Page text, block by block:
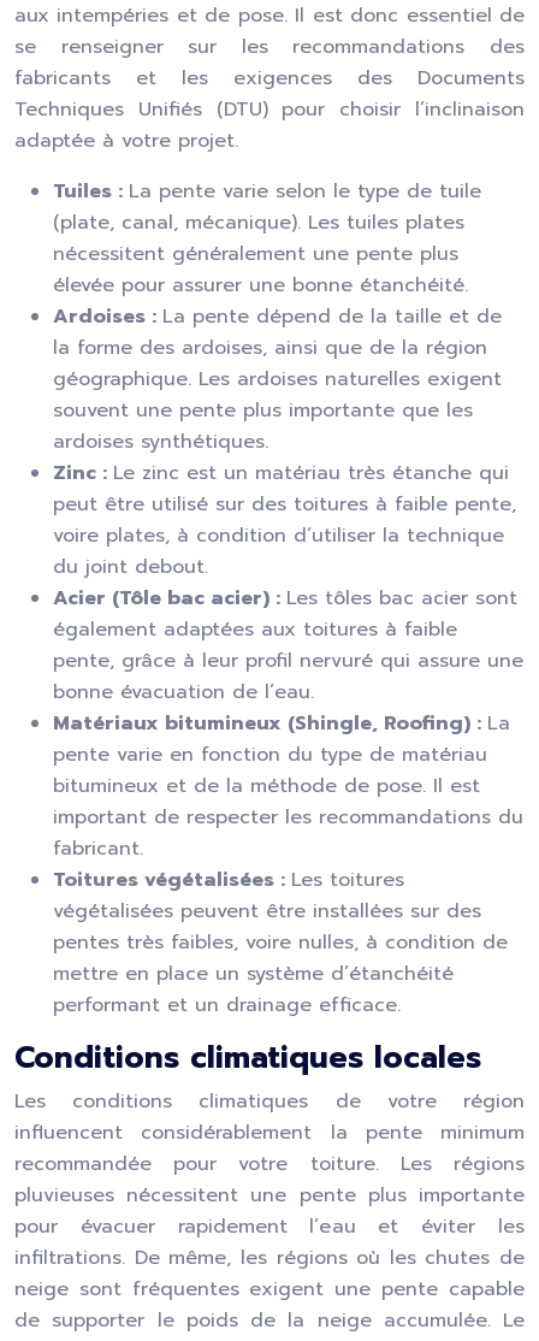
aux intempéries et de pose. Il est donc essentiel de
se renseigner sur les recommandations des
fabricants et les exigences des Documents
Techniques Unifiés (DTU) pour choisir l’inclinaison
adaptée à votre projet.
Tuiles : La pente varie selon le type de tuile
(plate, canal, mécanique). Les tuiles plates
nécessitent généralement une pente plus
élevée pour assurer une bonne étanchéité.
Ardoises : La pente dépend de la taille et de
la forme des ardoises, ainsi que de la région
géographique. Les ardoises naturelles exigent
souvent une pente plus importante que les
ardoises synthétiques.
Zinc : Le zinc est un matériau très étanche qui
peut être utilisé sur des toitures à faible pente,
voire plates, à condition d’utiliser la technique
du joint debout.
Acier (Tôle bac acier) : Les tôles bac acier sont
également adaptées aux toitures à faible
pente, grâce à leur profil nervuré qui assure une
bonne évacuation de l’eau.
Matériaux bitumineux (Shingle, Roofing) : La
pente varie en fonction du type de matériau
bitumineux et de la méthode de pose. Il est
important de respecter les recommandations du
fabricant.
Toitures végétalisées : Les toitures
végétalisées peuvent être installées sur des
pentes très faibles, voire nulles, à condition de
mettre en place un système d’étanchéité
performant et un drainage efficace.
Conditions climatiques locales
Les conditions climatiques de votre région
influencent considérablement la pente minimum
recommandée pour votre toiture. Les régions
pluvieuses nécessitent une pente plus importante
pour évacuer rapidement l’eau et éviter les
infiltrations. De même, les régions où les chutes de
neige sont fréquentes exigent une pente capable
de supporter le poids de la neige accumulée. Le